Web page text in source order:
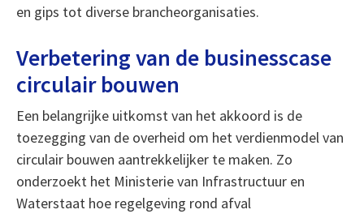
en gips tot diverse brancheorganisaties.
Verbetering van de businesscase
circulair bouwen
Een belangrijke uitkomst van het akkoord is de
toezegging van de overheid om het verdienmodel van
circulair bouwen aantrekkelijker te maken. Zo
onderzoekt het Ministerie van Infrastructuur en
Waterstaat hoe regelgeving rond afval